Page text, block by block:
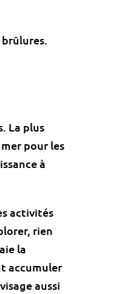
La plus
pour les
à
activités
rien
la
accumuler
aussi